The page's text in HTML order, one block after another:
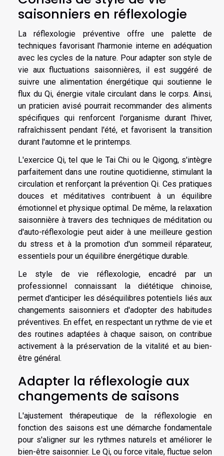
saisonniers en réflexologie
La réflexologie préventive offre une palette de
techniques favorisant l'harmonie interne en adéquation
avec les cycles de la nature. Pour adapter son style de
vie aux fluctuations saisonnières, il est suggéré de
suivre une alimentation énergétique qui soutienne le
flux du Qi, énergie vitale circulant dans le corps. Ainsi,
un praticien avisé pourrait recommander des aliments
spécifiques qui renforcent l'organisme durant l'hiver,
rafraîchissent pendant l'été, et favorisent la transition
durant l'automne et le printemps.
L'exercice Qi, tel que le Tai Chi ou le Qigong, s'intègre
parfaitement dans une routine quotidienne, stimulant la
circulation et renforçant la prévention Qi. Ces pratiques
douces et méditatives contribuent à un équilibre
émotionnel et physique optimal. De même, la relaxation
saisonnière à travers des techniques de méditation ou
d'auto-réflexologie peut aider à une meilleure gestion
du stress et à la promotion d'un sommeil réparateur,
essentiels pour un équilibre énergétique durable.
Le style de vie réflexologie, encadré par un
professionnel connaissant la diététique chinoise,
permet d'anticiper les déséquilibres potentiels liés aux
changements saisonniers et d'adopter des habitudes
préventives. En effet, en respectant un rythme de vie et
des routines adaptées à chaque saison, on contribue
activement à la préservation de la vitalité et au bien-
être général.
Adapter la réflexologie aux
changements de saisons
L'ajustement thérapeutique de la réflexologie en
fonction des saisons est une démarche fondamentale
pour s'aligner sur les rythmes naturels et améliorer le
bien-être saisonnier. Le Qi, ou force vitale, fluctue selon